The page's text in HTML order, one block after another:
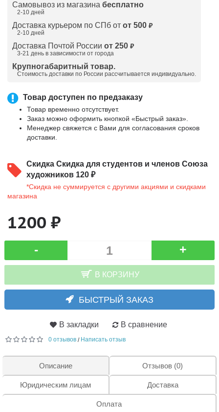
Самовывоз из магазина бесплатно
2-10 дней
Доставка курьером по СПб от от 500 ₽
2-10 дней
Доставка Почтой России от 250 ₽
3-21 день в зависимости от города
Крупногабаритный товар.
Стоимость доставки по России рассчитывается индивидуально.
Товар доступен по предзаказу
Товар временно отсутствует.
Заказ можно оформить кнопкой «Быстрый заказ».
Менеджер свяжется с Вами для согласования сроков
доставки.
Скидка Скидка для студентов и членов Союза
художников 120 ₽
*Скидка не суммируется с другими акциями и скидками
магазина
1200 ₽
- +
В КОРЗИНУ
БЫСТРЫЙ ЗАКАЗ
В закладки В сравнение
0 отзывов / Написать отзыв
Описание Отзывов (0)
Юридическим лицам Доставка
Оплата